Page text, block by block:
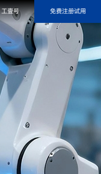
工壹号 免费注册试用